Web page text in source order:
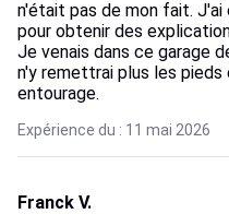
n'était pas de mon fait.
pour obtenir des
Je venais dans ce garage
n'y remettrai plus les
entourage.
Expérience du : 11 mai 2026
Franck V.